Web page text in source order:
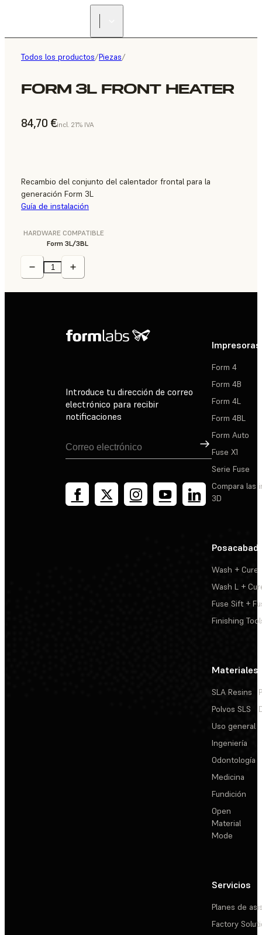
Todos los productos/Piezas/
FORM 3L FRONT HEATER
84,70 €incl. 21% IVA
Recambio del conjunto del calentador frontal para la
generación Form 3L
Guía de instalación
HARDWARE COMPATIBLE
Form 3L/3BL
Introduce tu dirección de correo
electrónico para recibir
notificaciones
Suscribirse
Impresoras
Form 4
Form 4B
Form 4L
Form 4BL
Form Auto
Fuse X1
Serie Fuse
Compara las
3D
Wash + Cure
Wash L +
Fuse Sift +
Finishing
Materiales
SLA Resins
Polvos SLS
Uso general
Ingeniería
Odontología
Medicina
Fundición
Open
Material
Mode
Servicios
Planes de
Factory